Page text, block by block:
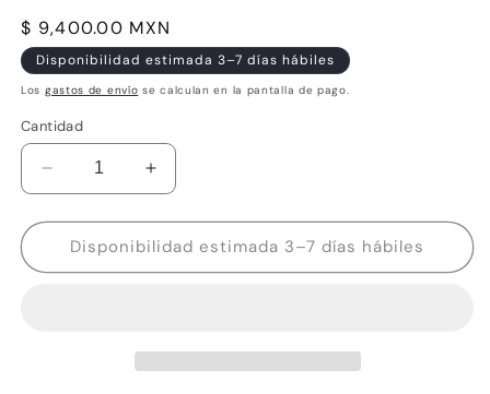
Precio
habitual
$ 9,400.00 MXN
Disponibilidad estimada 3–7 días hábiles
Los gastos de envío se calculan en la pantalla de pago.
Cantidad
Reducir
cantidad
para
Audio
Aumentar
cantidad
para
JL
Audio
Disponibilidad estimada 3–7 días hábiles